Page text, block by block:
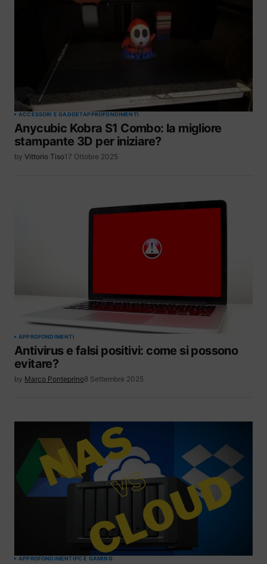
ACCESSORI E GADGETAPPROFONDIMENTI
Anycubic Kobra S1 Combo: la migliore
stampante 3D per iniziare?
by Vittorio Tiso17 Ottobre 2025
APPROFONDIMENTI
Antivirus e falsi positivi: come si possono
evitare?
by Marco Ponteprino8 Settembre 2025
APPROFONDIMENTIPC E GAMING